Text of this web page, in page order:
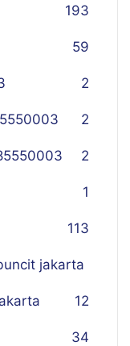
193
59
2
2
2
1
113
jakarta
12
34